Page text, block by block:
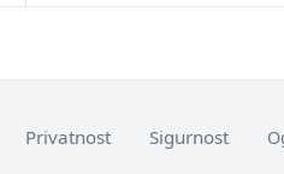
Privatnost Sigurnost